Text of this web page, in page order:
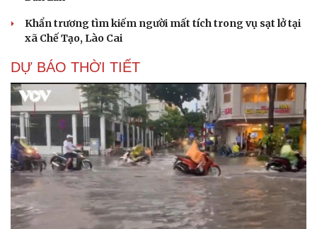
Khẩn trương tìm kiếm người mất tích trong vụ sạt lở tại
xã Chế Tạo, Lào Cai
DỰ BÁO THỜI TIẾT